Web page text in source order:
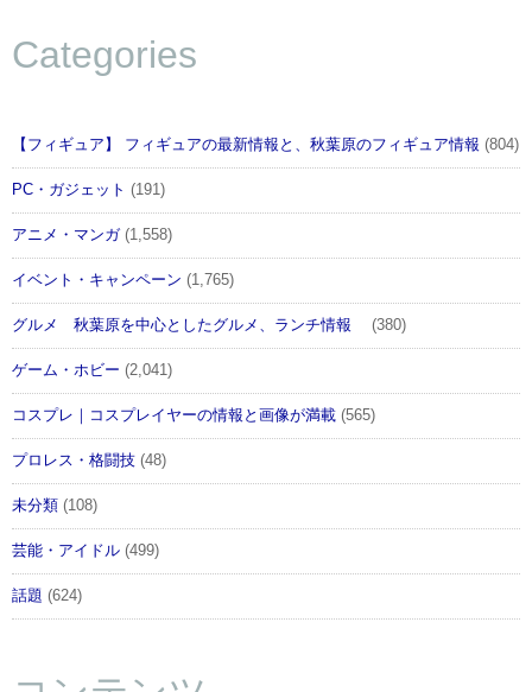
Categories
【フィギュア】 フィギュアの最新情報と、秋葉原のフィギュア情報 (804)
PC・ガジェット (191)
アニメ・マンガ(1,558)
イベント・キャンペーン (1,765)
グルメ 秋葉原を中心としたグルメ、ランチ情報 (380)
ゲーム・ホビー (2,041)
コスプレ｜コスプレイヤーの情報と画像が満載 (565)
プロレス・格闘技 (48)
未分類 (108)
芸能・アイドル (499)
話題 (624)